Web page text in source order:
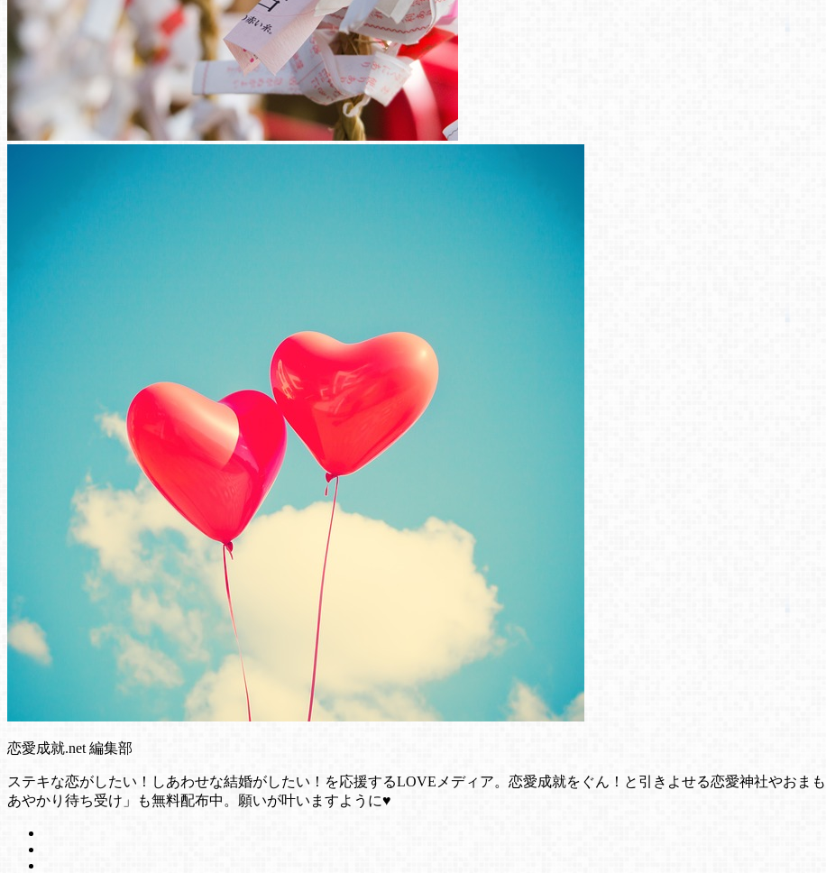
恋愛成就.net 編集部
ステキな恋がしたい！しあわせな結婚がしたい！を応援するLOVEメディア。恋愛成就をぐん！と引きよせる恋愛神社やおま
あやかり待ち受け」も無料配布中。願いが叶いますように♥